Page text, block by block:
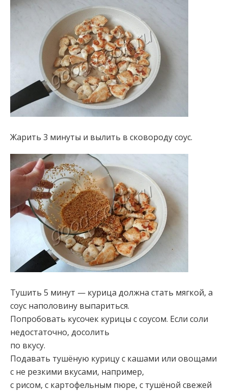
Жарить 3 минуты и вылить в сковороду соус.
Тушить 5 минут — курица должна стать мягкой, а
соус наполовину выпариться.
Попробовать кусочек курицы с соусом. Если соли
недостаточно, досолить
по вкусу.
Подавать тушёную курицу с кашами или овощами
с не резкими вкусами, например,
с рисом, с картофельным пюре, с тушёной свежей